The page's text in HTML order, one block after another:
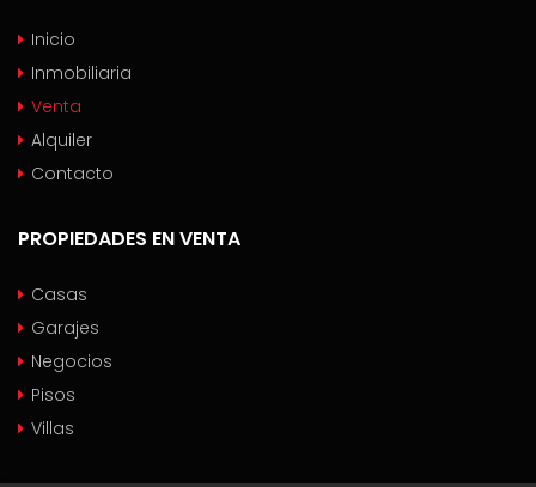
Inicio
Inmobiliaria
Venta
Alquiler
Contacto
PROPIEDADES EN VENTA
Casas
Garajes
Negocios
Pisos
Villas